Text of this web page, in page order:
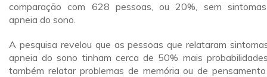
comparação com 628 pessoas, ou 20%, sem
apneia do sono.
A pesquisa revelou que as pessoas que relataram
apneia do sono tinham cerca de 50% mais
também relatar problemas de memória ou de